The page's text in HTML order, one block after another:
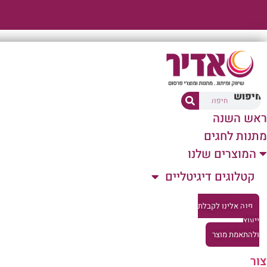
חיפוש
ראש השנה
מתנות לחגים
המוצרים שלנו
קטלוגים דיגיטליים
פנה אלינו לקבלת
ייעוץ
ולהתאמת מוצר
צור